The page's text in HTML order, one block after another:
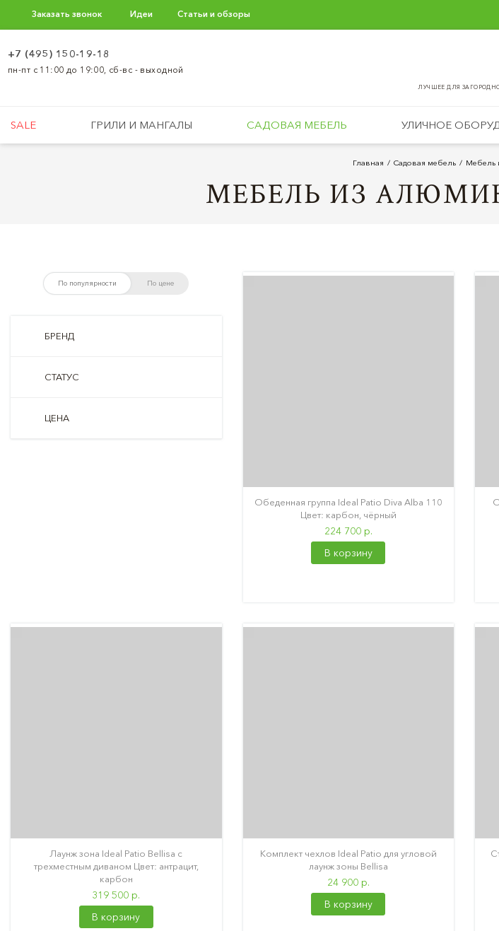
Заказать звонок Идеи Статьи и обзоры
ЛУЧШЕЕ ДЛЯ
+7 (495) 150-19-18
пн-пт с 11:00 до 19:00, сб-вс - выходной
SALE ГРИЛИ И МАНГАЛЫ САДОВАЯ МЕБЕЛЬ УЛИЧНОЕ
Главная Садовая мебель Мебель
МЕБЕЛЬ ИЗ
По популярности По цене
БРЕНД
СТАТУС
ЦЕНА
Обеденная группа Ideal Patio Diva Alba 110
Цвет: карбон, чёрный
224 700 р.
В корзину
Лаунж зона Ideal Patio Bellisa с
трехместным диваном Цвет: антрацит,
карбон
319 500 р.
В корзину
Комплект чехлов Ideal Patio для угловой
лаунж зоны Bellisa
24 900 р.
В корзину